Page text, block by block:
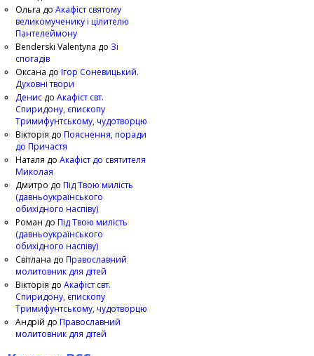
Ольга до Акафіст святому
великомученику і цілителю
Пантелеймону
Benderski Valentyna до Зі
спогадів
Оксана до Ігор Соневицький.
Духовні твори
Денис до Акафіст свт.
Спиридону, єпископу
Тримифунтському, чудотворцю
Вікторія до Пояснення, поради
до Причастя
Наталя до Акафіст до святителя
Миколая
Дмитро до Під Твою милість
(давньоукраїнського
обихідного наспіву)
Роман до Під Твою милість
(давньоукраїнського
обихідного наспіву)
Світлана до Православний
молитовник для дітей
Вікторія до Акафіст свт.
Спиридону, єпископу
Тримифунтському, чудотворцю
Андрій до Православний
молитовник для дітей